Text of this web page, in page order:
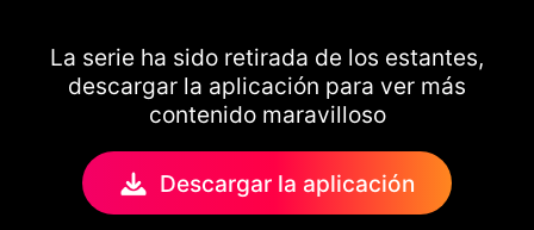
La serie ha sido retirada de los estantes,
descargar la aplicación para ver más
contenido maravilloso
Descargar la aplicación